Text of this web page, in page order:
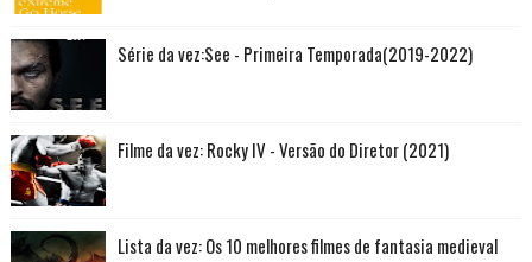
Série da vez:See - Primeira Temporada(2019-2022)
Filme da vez: Rocky IV - Versão do Diretor (2021)
Lista da vez: Os 10 melhores filmes de fantasia medieval